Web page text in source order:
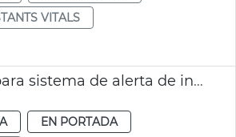
VITALS
Agencia Espacial Europea y española seleccionan València para sistema de alerta de inundaciones
EN PORTADA